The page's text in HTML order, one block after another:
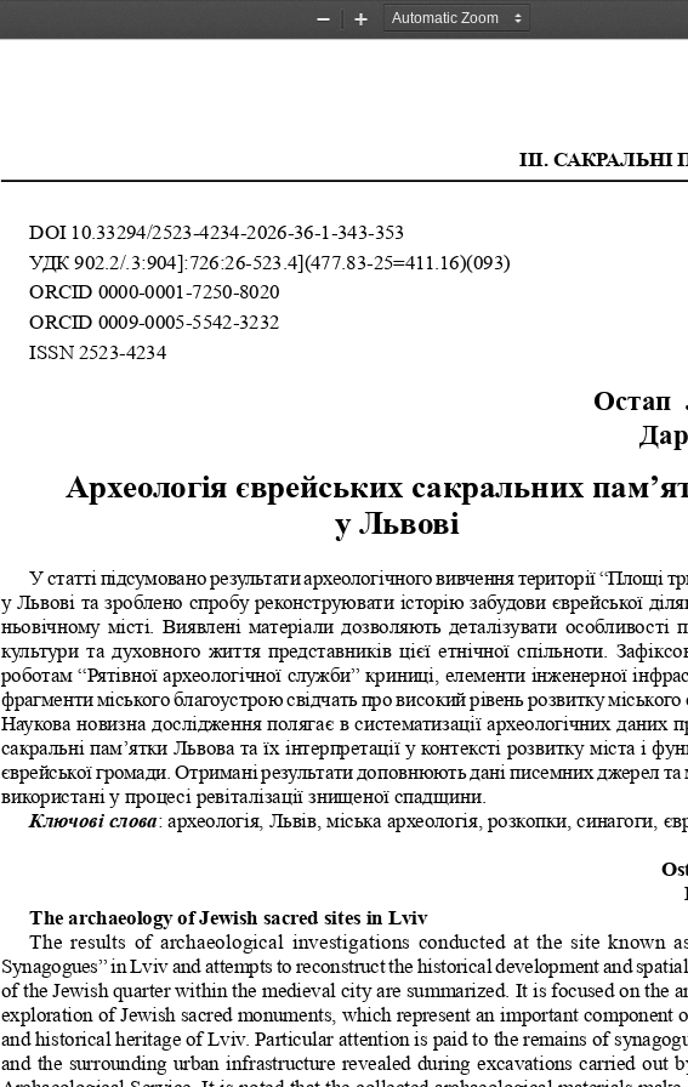
Zoom
Zoom
IІІ.
DOI 10.33294/2523-4234-2026-36-1-343-353
УДК 902.2/.3:904]:726:26-523.4](477.83-25=411.16)(093)
ORCID 0000-0001-7250-8020
ORCID 0009-0005-5542-3232
ISSN 2523-4234
Остап
Археологія єврейських сакральних
у Львові
У статті підсумовано результати археологічного вивчення території “Площі
у Львові та зроблено спробу реконструювати історію забудови єврейської
ньовічному місті. Виявлені матеріали дозволяють деталізувати особливості
культури та духовного життя представників цієї етнічної спільноти.
роботам “Рятівної археологічної служби” криниці, елементи інженерної
фрагменти міського благоустрою свідчать про високий рівень розвитку
Наукова новизна дослідження полягає в систематизації археологічних даних
сакральні пам’ятки Львова та їх інтерпретації у контексті розвитку міста і
єврейської громади. Отримані результати доповнюють дані писемних джерел
використані у процесі ревіталізації знищеної спадщини.
Ключові слова: археологія, Львів, міська археологія, розкопки, синагоги,
The archaeology of Jewish sacred sites in Lviv
The results of archaeological investigations conducted at the site known
Synagogues” in Lviv and attempts to reconstruct the historical development and
of the Jewish quarter within the medieval city are summarized. It is focused on the
exploration of Jewish sacred monuments, which represent an important component
and historical heritage of Lviv. Particular attention is paid to the remains of
and  the  surrounding  urban  infrastructure  revealed  during  excavations  carried  out